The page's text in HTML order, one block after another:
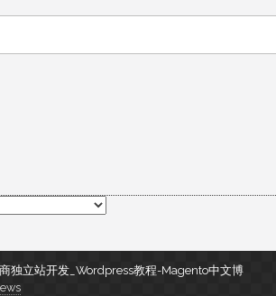
独立站开发_Wordpress教程-Magento中文博